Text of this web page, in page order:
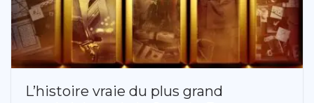
L’histoire vraie du plus grand